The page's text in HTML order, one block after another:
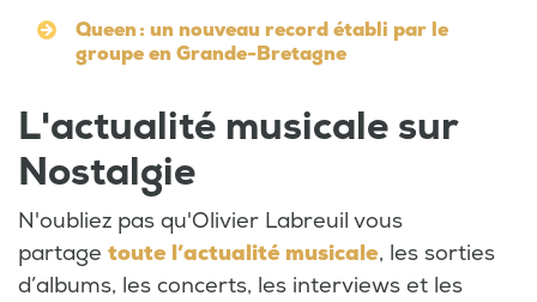
Queen : un nouveau record établi par le
groupe en Grande-Bretagne
L'actualité musicale sur
Nostalgie
N'oubliez pas qu'Olivier Labreuil vous
partage toute l’actualité musicale, les sorties
d’albums, les concerts, les interviews et les